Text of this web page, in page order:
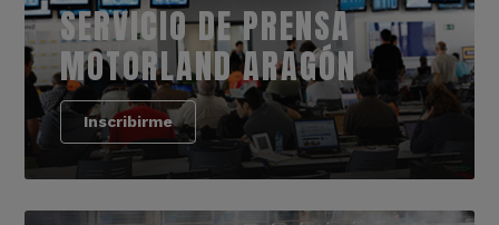
SERVICIO DE PRENSA
MOTORLAND ARAGÓN
Inscribirme